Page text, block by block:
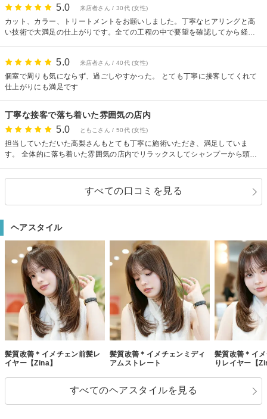
5.0 来店者さん / 30代 (女性)
カット、カラー、トリートメントをお願いしました。丁寧なヒアリングと高
い技術で大満足の仕上がりです。全ての工程の中で要望を確認してから経験
ら）切ろうと思います、顔周りはこのくらい残した方が顔が小さく見えます
がいかがでしょうか】 このような提案が全ての工程であって 丁寧さを感じま
した。 お店の雰囲気も良く、約２時間半の滞在でしたが 落ち着いて過ごすこ
て とても助かりました。 個人的に美容室で買い物するのが好きなので 次回は
時間に余裕をもって 何か良い商品があるか聞いてみようと思います♪
5.0 来店者さん / 40代 (女性)
個室で周りも気にならず、過ごしやすかった。 とても丁寧に接客してくれて
仕上がりにも満足です
丁寧な接客で落ち着いた雰囲気の店内
5.0 ともこさん / 50代 (女性)
担当していただいた高梨さんもとても丁寧に施術いただき、満足していま
す。 全体的に落ち着いた雰囲気の店内でリラックスしてシャンプーから頭皮
います。 ありがとうございました。すべての口コミを見る
ヘアスタイル
髪質改善＊イメチェン前髪レ
イヤー【Zina】
髪質改善＊イメチェンミディ
アムストレート
髪質改善＊イ
りレイヤー【
すべてのヘアスタイルを見る